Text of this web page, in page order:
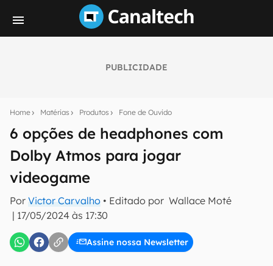
PUBLICIDADE
Home Matérias Produtos Fone de Ouvido
6 opções de headphones com
Dolby Atmos para jogar
videogame
Por Victor Carvalho • Editado por Wallace Moté
| 17/05/2024 às 17:30
Assine nossa Newsletter
notícias e reviews sobre tecnologia em primeira
E-mail
inscreva-se
Confirmo que li, aceito e concordo com os Termos de
Uso e Política de Privacidade do Canaltech.